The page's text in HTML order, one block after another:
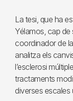
La tesi, que ha
Yélamos, cap
coordinador de
analitza els
l’esclerosi
tractaments
diverses escales